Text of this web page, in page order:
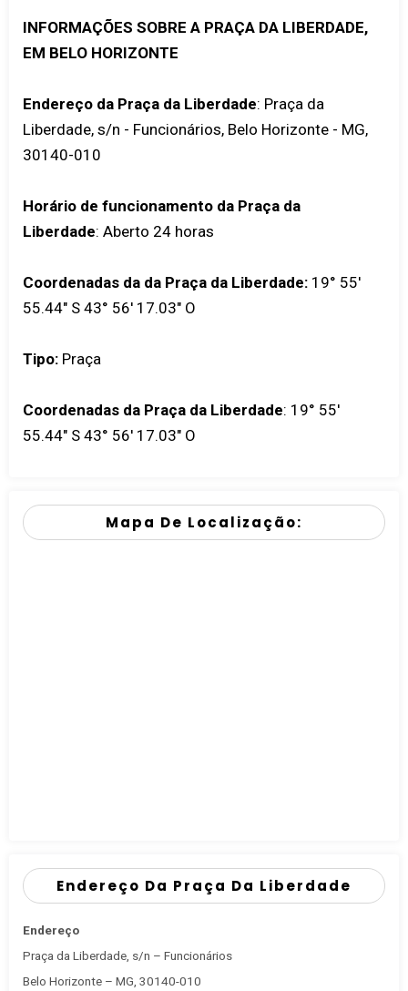
INFORMAÇÕES SOBRE A PRAÇA DA LIBERDADE,
EM BELO HORIZONTE
Endereço da Praça da Liberdade: Praça da
Liberdade, s/n - Funcionários, Belo Horizonte - MG,
30140-010
Horário de funcionamento da Praça da
Liberdade: Aberto 24 horas
Coordenadas da da Praça da Liberdade: 19° 55'
55.44" S 43° 56' 17.03" O
Tipo: Praça
Coordenadas da Praça da Liberdade: 19° 55'
55.44" S 43° 56' 17.03" O
Mapa De Localização:
Endereço Da Praça Da Liberdade
Endereço
Praça da Liberdade, s/n – Funcionários
Belo Horizonte – MG, 30140-010